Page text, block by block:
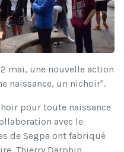
mai, une nouvelle action
naissance, un nichoir".
pour toute naissance
avec le
de Segpa ont fabriqué